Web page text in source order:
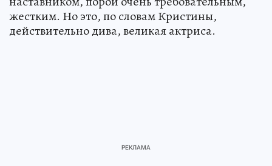
жестким. Но это, по словам Кристины,
действительно дива, великая актриса.